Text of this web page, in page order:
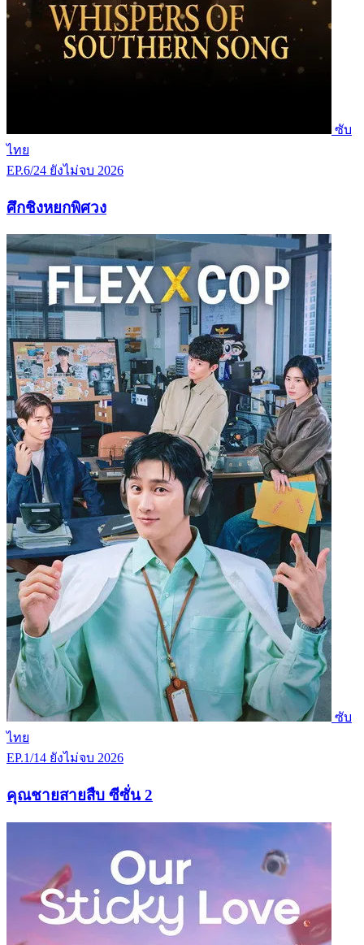
ซับ
ไทย
EP.6/24 ยังไม่จบ 2026
ศึกชิงหยกพิศวง
ซับ
ไทย
EP.1/14 ยังไม่จบ 2026
คุณชายสายสืบ ซีซั่น 2